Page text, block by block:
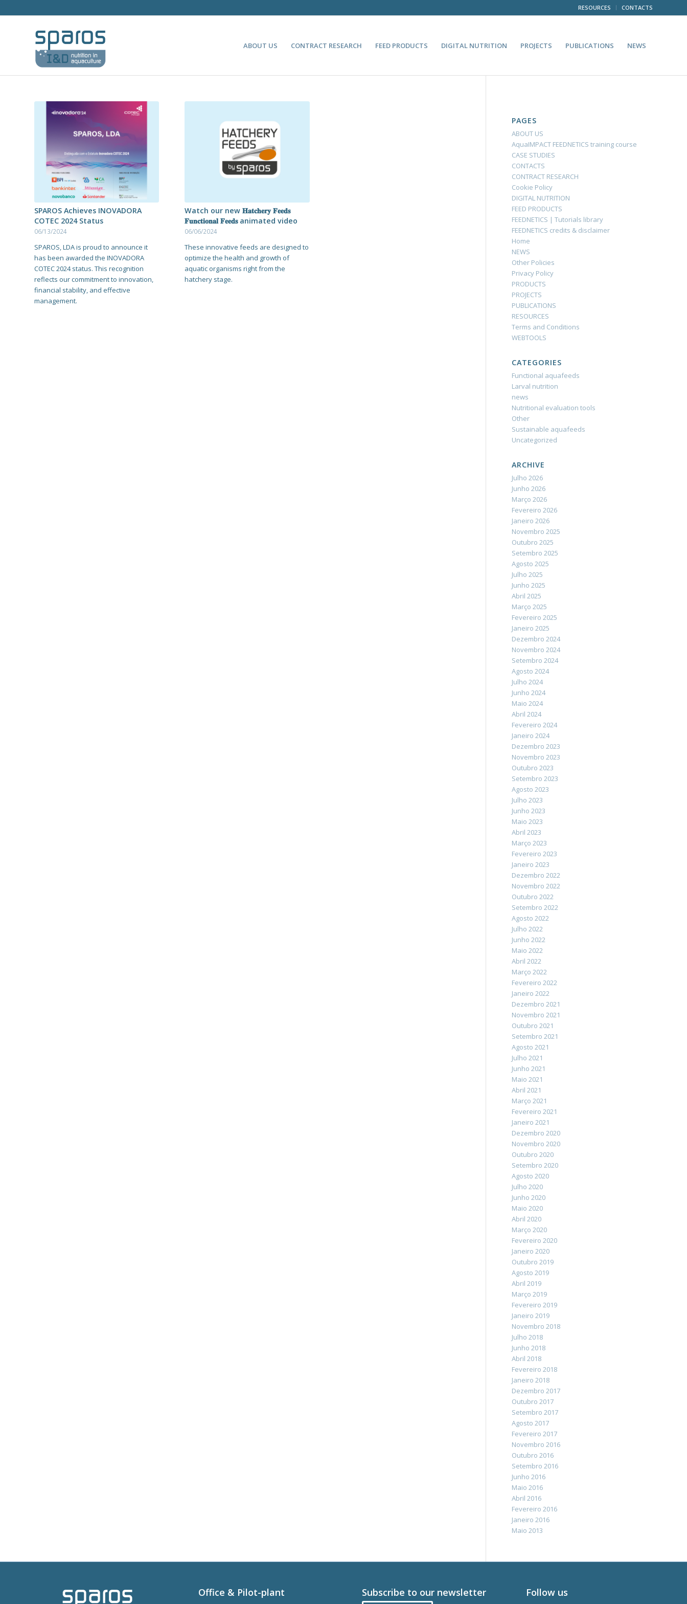
RESOURCES CONTACTS
ABOUT US CONTRACT RESEARCH FEED PRODUCTS DIGITAL NUTRITION PROJECTS PUBLICATIONS NEWS
SPAROS Achieves INOVADORA
COTEC 2024 Status
06/13/2024
SPAROS, LDA is proud to announce it
has been awarded the INOVADORA
COTEC 2024 status. This recognition
reflects our commitment to innovation,
financial stability, and effective
management.
Watch our new 𝐇𝐚𝐭𝐜𝐡𝐞𝐫𝐲 𝐅𝐞𝐞𝐝𝐬
𝐅𝐮𝐧𝐜𝐭𝐢𝐨𝐧𝐚𝐥 𝐅𝐞𝐞𝐝𝐬 animated video
06/06/2024
These innovative feeds are designed to
optimize the health and growth of
aquatic organisms right from the
hatchery stage.
PAGES
ABOUT US
AquaIMPACT FEEDNETICS training course
CASE STUDIES
CONTACTS
CONTRACT RESEARCH
Cookie Policy
DIGITAL NUTRITION
FEED PRODUCTS
FEEDNETICS | Tutorials library
FEEDNETICS credits & disclaimer
Home
NEWS
Other Policies
Privacy Policy
PRODUCTS
PROJECTS
PUBLICATIONS
RESOURCES
Terms and Conditions
WEBTOOLS
CATEGORIES
Functional aquafeeds
Larval nutrition
news
Nutritional evaluation tools
Other
Sustainable aquafeeds
Uncategorized
ARCHIVE
Julho 2026
Junho 2026
Março 2026
Fevereiro 2026
Janeiro 2026
Novembro 2025
Outubro 2025
Setembro 2025
Agosto 2025
Julho 2025
Junho 2025
Abril 2025
Março 2025
Fevereiro 2025
Janeiro 2025
Dezembro 2024
Novembro 2024
Setembro 2024
Agosto 2024
Julho 2024
Junho 2024
Maio 2024
Abril 2024
Fevereiro 2024
Janeiro 2024
Dezembro 2023
Novembro 2023
Outubro 2023
Setembro 2023
Agosto 2023
Julho 2023
Junho 2023
Maio 2023
Abril 2023
Março 2023
Fevereiro 2023
Janeiro 2023
Dezembro 2022
Novembro 2022
Outubro 2022
Setembro 2022
Agosto 2022
Julho 2022
Junho 2022
Maio 2022
Abril 2022
Março 2022
Fevereiro 2022
Janeiro 2022
Dezembro 2021
Novembro 2021
Outubro 2021
Setembro 2021
Agosto 2021
Julho 2021
Junho 2021
Maio 2021
Abril 2021
Março 2021
Fevereiro 2021
Janeiro 2021
Dezembro 2020
Novembro 2020
Outubro 2020
Setembro 2020
Agosto 2020
Julho 2020
Junho 2020
Maio 2020
Abril 2020
Março 2020
Fevereiro 2020
Janeiro 2020
Outubro 2019
Agosto 2019
Abril 2019
Março 2019
Fevereiro 2019
Janeiro 2019
Novembro 2018
Julho 2018
Junho 2018
Abril 2018
Fevereiro 2018
Janeiro 2018
Dezembro 2017
Outubro 2017
Setembro 2017
Agosto 2017
Fevereiro 2017
Novembro 2016
Outubro 2016
Setembro 2016
Junho 2016
Maio 2016
Abril 2016
Fevereiro 2016
Janeiro 2016
Maio 2013
Office & Pilot-plant Subscribe to our newsletter Follow us